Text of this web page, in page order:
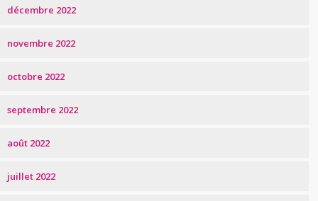
décembre 2022
novembre 2022
octobre 2022
septembre 2022
août 2022
juillet 2022